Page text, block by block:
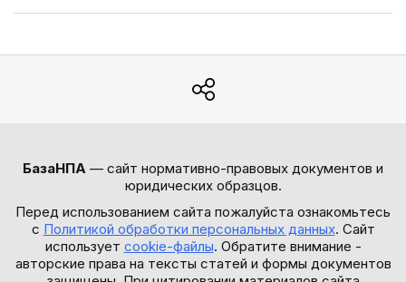
БазаНПА — сайт нормативно-правовых документов и
юридических образцов.
Перед использованием сайта пожалуйста ознакомьтесь
с Политикой обработки персональных данных. Сайт
использует cookie-файлы. Обратите внимание -
авторские права на тексты статей и формы документов